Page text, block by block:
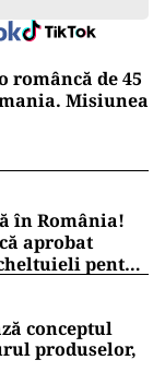
româncă de 45
Misiunea
în România!
aprobat
pentru
conceptul
produselor,